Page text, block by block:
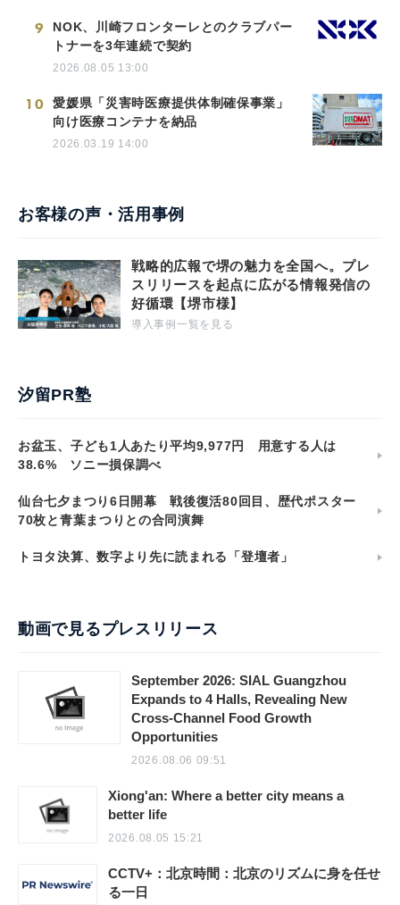
9
NOK、川崎フロンターレとのクラブパー
トナーを3年連続で契約
2026.08.05 13:00
10
愛媛県「災害時医療提供体制確保事業」
向け医療コンテナを納品
2026.03.19 14:00
お客様の声・活用事例
戦略的広報で堺の魅力を全国へ。プレ
スリリースを起点に広がる情報発信の
好循環【堺市様】
導入事例一覧を見る
汐留PR塾
お盆玉、子ども1人あたり平均9,977円 用意する人は
38.6% ソニー損保調べ
仙台七夕まつり6日開幕 戦後復活80回目、歴代ポスター
70枚と青葉まつりとの合同演舞
トヨタ決算、数字より先に読まれる「登壇者」
動画で見るプレスリリース
September 2026: SIAL Guangzhou
Expands to 4 Halls, Revealing New
Cross-Channel Food Growth
Opportunities
2026.08.06 09:51
Xiong'an: Where a better city means a
better life
2026.08.05 15:21
CCTV+：北京時間：北京のリズムに身を任せ
る一日